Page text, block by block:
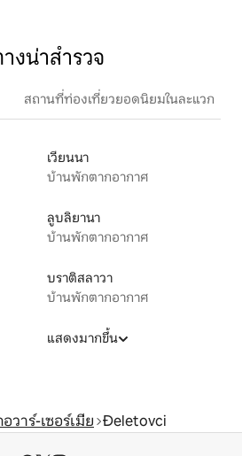
งน่าสำรวจ
สถานที่ท่องเที่ยวยอดนิยมในละแวก
เวียนนา
บ้านพักตากอากาศ
ลูบลิยานา
บ้านพักตากอากาศ
บราติสลาวา
บ้านพักตากอากาศ
แสดงมากขึ้น
วาร์-เซอร์เมีย Đeletovci